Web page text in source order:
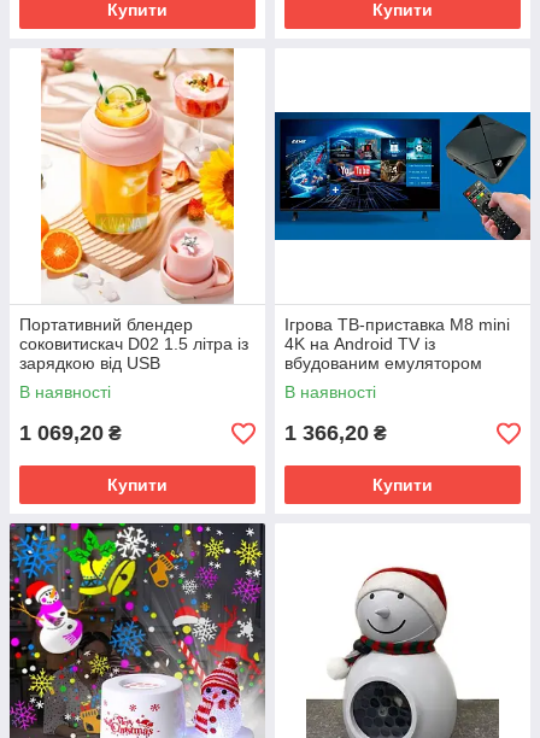
Купити Купити
Портативний блендер
соковитискач D02 1.5 літра із
зарядкою від USB
В наявності
1 069,20 ₴
Купити
Ігрова ТВ-приставка M8 mini
4K на Android TV із
вбудованим емулятором
ретро-ігор та джойстиками
В наявності
1 366,20 ₴
Купити